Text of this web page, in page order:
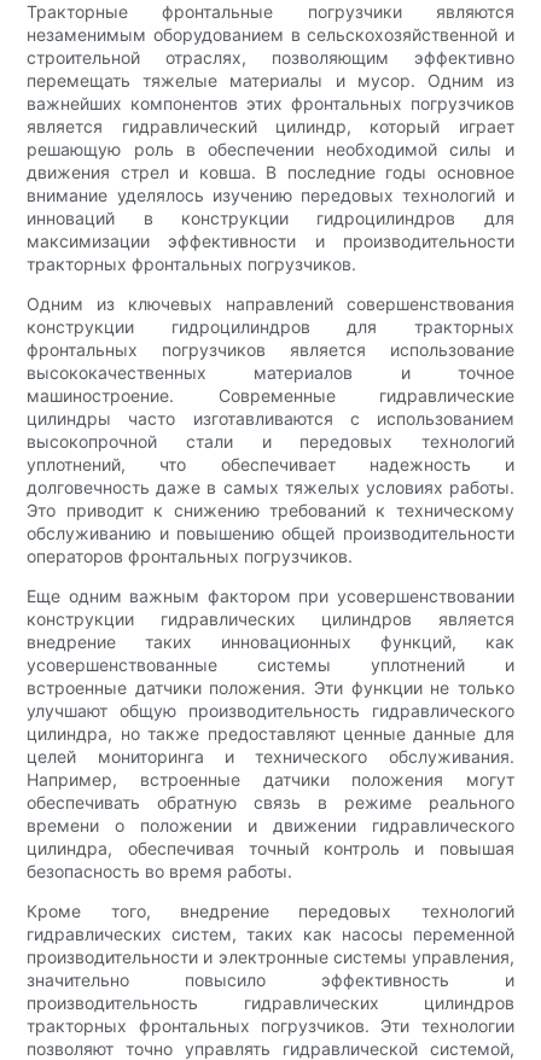
Тракторные фронтальные погрузчики являются
незаменимым оборудованием в сельскохозяйственной и
строительной отраслях, позволяющим эффективно
перемещать тяжелые материалы и мусор. Одним из
важнейших компонентов этих фронтальных погрузчиков
является гидравлический цилиндр, который играет
решающую роль в обеспечении необходимой силы и
движения стрел и ковша. В последние годы основное
внимание уделялось изучению передовых технологий и
инноваций в конструкции гидроцилиндров для
максимизации эффективности и производительности
тракторных фронтальных погрузчиков.
Одним из ключевых направлений совершенствования
конструкции гидроцилиндров для тракторных
фронтальных погрузчиков является использование
высококачественных материалов и точное
машиностроение. Современные гидравлические
цилиндры часто изготавливаются с использованием
высокопрочной стали и передовых технологий
уплотнений, что обеспечивает надежность и
долговечность даже в самых тяжелых условиях работы.
Это приводит к снижению требований к техническому
обслуживанию и повышению общей производительности
операторов фронтальных погрузчиков.
Еще одним важным фактором при усовершенствовании
конструкции гидравлических цилиндров является
внедрение таких инновационных функций, как
усовершенствованные системы уплотнений и
встроенные датчики положения. Эти функции не только
улучшают общую производительность гидравлического
цилиндра, но также предоставляют ценные данные для
целей мониторинга и технического обслуживания.
Например, встроенные датчики положения могут
обеспечивать обратную связь в режиме реального
времени о положении и движении гидравлического
цилиндра, обеспечивая точный контроль и повышая
безопасность во время работы.
Кроме того, внедрение передовых технологий
гидравлических систем, таких как насосы переменной
производительности и электронные системы управления,
значительно повысило эффективность и
производительность гидравлических цилиндров
тракторных фронтальных погрузчиков. Эти технологии
позволяют точно управлять гидравлической системой,